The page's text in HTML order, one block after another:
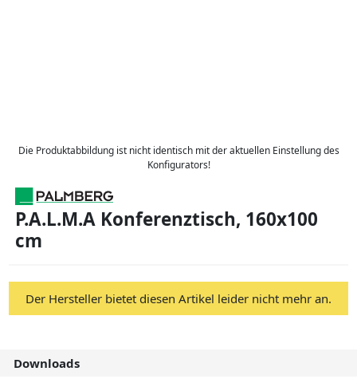
Die Produktabbildung ist nicht identisch mit der aktuellen Einstellung des
Konfigurators!
P.A.L.M.A Konferenztisch, 160x100
cm
Der Hersteller bietet diesen Artikel leider nicht mehr an.
Downloads